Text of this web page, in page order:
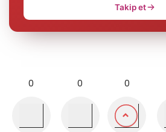
Takip et
0 0 0